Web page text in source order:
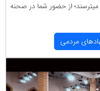
میترسند؛ از حضور شما در صحنه
مردمی